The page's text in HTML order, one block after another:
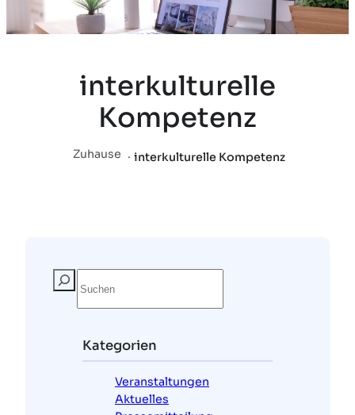
interkulturelle
Kompetenz
Zuhause . interkulturelle Kompetenz
Kategorien
Veranstaltungen
Aktuelles